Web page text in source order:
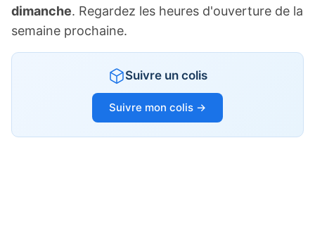
dimanche. Regardez les heures d'ouverture de la
semaine prochaine.
Suivre un colis
Suivre mon colis →